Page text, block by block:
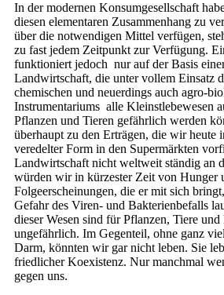
In der modernen Konsumgesellschaft
diesen elementaren Zusammenhang zu
über die notwendigen Mittel verfügen,
zu fast jedem Zeitpunkt zur Verfügung.
funktioniert jedoch nur auf der Basis
Landwirtschaft, die unter vollem Einsatz
chemischen und neuerdings auch agro-
Instrumentariums alle Kleinstlebewesen
Pflanzen und Tieren gefährlich werden
überhaupt zu den Erträgen, die wir heute
veredelter Form in den Supermärkten
Landwirtschaft nicht weltweit ständig an
würden wir in kürzester Zeit von Hunger
Folgeerscheinungen, die er mit sich
Gefahr des Viren- und Bakterienbefalls
dieser Wesen sind für Pflanzen, Tiere
ungefährlich. Im Gegenteil, ohne ganz
Darm, könnten wir gar nicht leben. Sie
friedlicher Koexistenz. Nur manchmal
gegen uns.